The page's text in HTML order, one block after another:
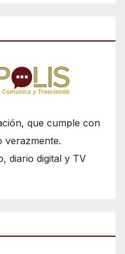
que cumple con
verazmente.
diario digital y TV